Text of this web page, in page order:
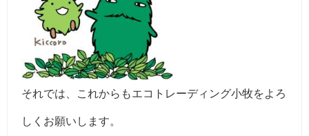
それでは、これからもエコトレーディング小牧をよろ
しくお願いします。